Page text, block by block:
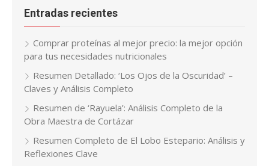
Entradas recientes
Comprar proteínas al mejor precio: la mejor opción
para tus necesidades nutricionales
Resumen Detallado: ‘Los Ojos de la Oscuridad’ –
Claves y Análisis Completo
Resumen de ‘Rayuela’: Análisis Completo de la
Obra Maestra de Cortázar
Resumen Completo de El Lobo Estepario: Análisis y
Reflexiones Clave